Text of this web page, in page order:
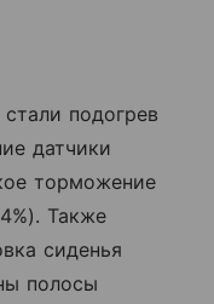
подогрев
датчики
торможение
Также
сиденья
полосы